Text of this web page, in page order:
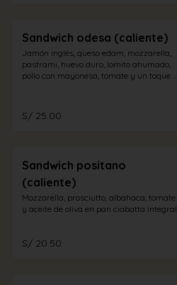
Sandwich odesa (caliente)
Jamón inglés, queso edam, mozzarella,
pastrami, huevo duro, lomito ahumado,
pollo con mayonesa, tomate y un toque
S/ 25.00
Sandwich positano
(caliente)
Mozzarella, prosciutto, albahaca, tomate
y aceite de oliva en pan ciabatta integral.
S/ 20.50